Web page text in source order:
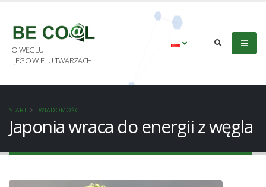
O WĘGLU
I JEGO WIELU TWARZACH
START WIADOMOŚCI
Japonia wraca do energii z węgla